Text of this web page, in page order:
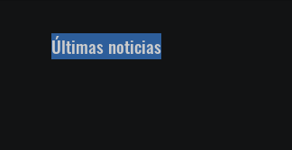
Últimas noticias